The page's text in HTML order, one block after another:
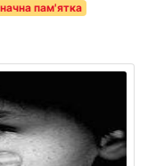
пам'ятка